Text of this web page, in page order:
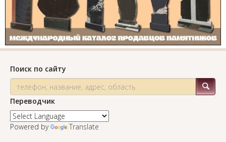
Поиск по сайту
Переводчик
Powered by Translate